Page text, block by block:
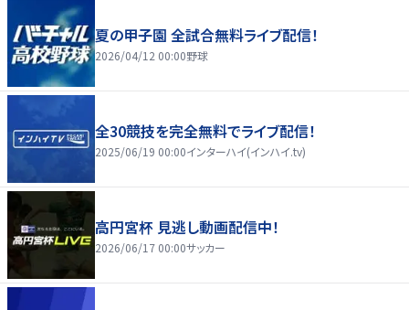
夏の甲子園 全試合無料ライブ配信！
2026/04/12 00:00野球
全30競技を完全無料でライブ配信！
2025/06/19 00:00インターハイ(インハイ.tv)
高円宮杯 見逃し動画配信中！
2026/06/17 00:00サッカー